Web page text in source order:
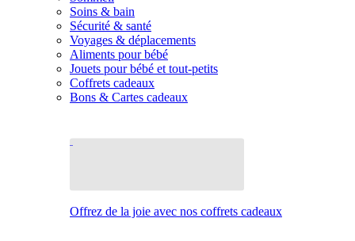
Soins & bain
Sécurité & santé
Voyages & déplacements
Aliments pour bébé
Jouets pour bébé et tout-petits
Coffrets cadeaux
Bons & Cartes cadeaux
Offrez de la joie avec nos coffrets cadeaux